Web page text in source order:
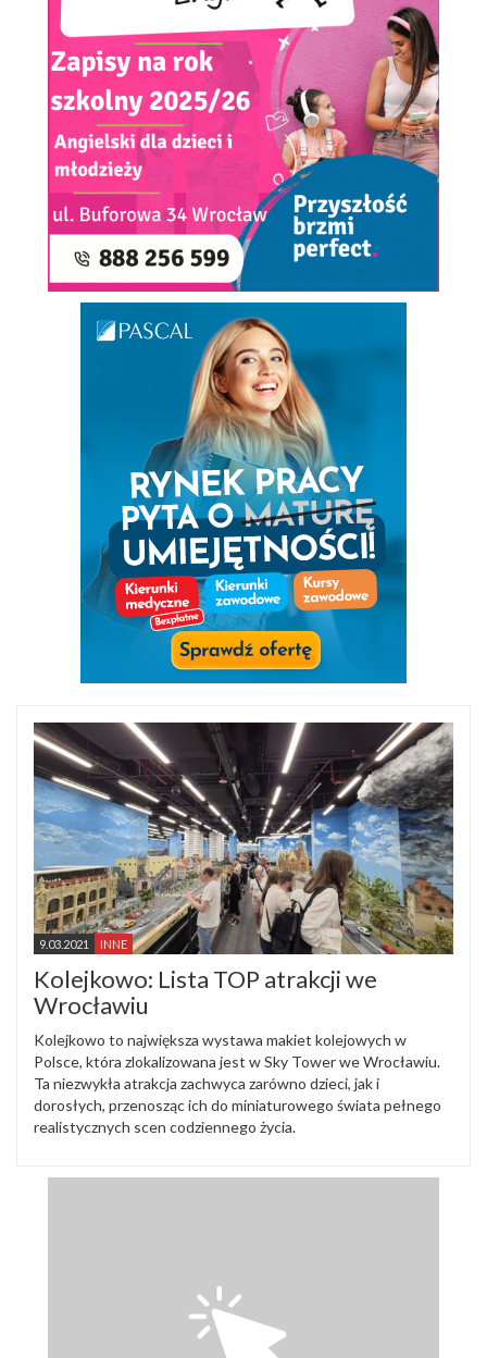
9.03.2021 INNE
Kolejkowo: Lista TOP atrakcji we
Wrocławiu
Kolejkowo to największa wystawa makiet kolejowych w
Polsce, która zlokalizowana jest w Sky Tower we Wrocławiu.
Ta niezwykła atrakcja zachwyca zarówno dzieci, jak i
dorosłych, przenosząc ich do miniaturowego świata pełnego
realistycznych scen codziennego życia.